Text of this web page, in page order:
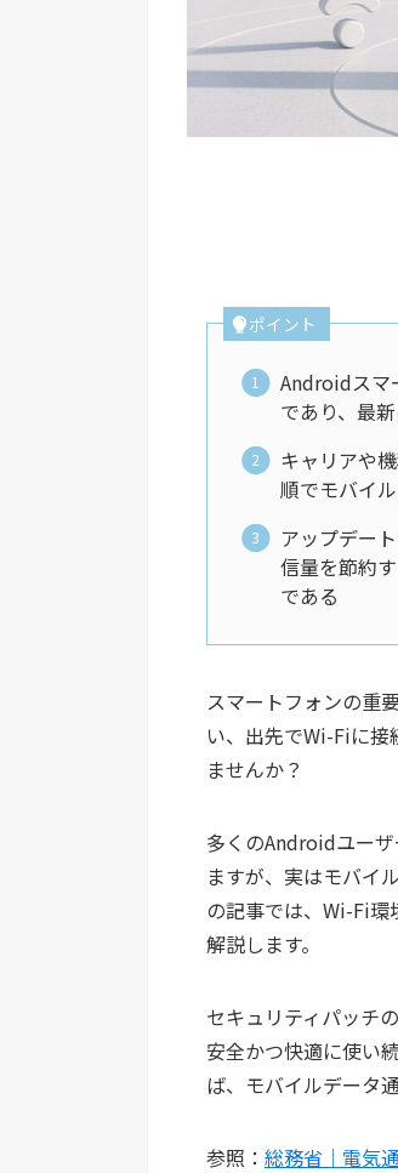
ポイント
Androidスマ
であり、最
キャリアや
順でモバイ
アップデー
信量を節約
である
スマートフォンの重
い、出先でWi-Fiに
ませんか？
多くのAndroidユー
ますが、実はモバイ
の記事では、Wi-Fi環
解説します。
セキュリティパッチ
安全かつ快適に使い
ば、モバイルデータ
参照： 総務省｜電気